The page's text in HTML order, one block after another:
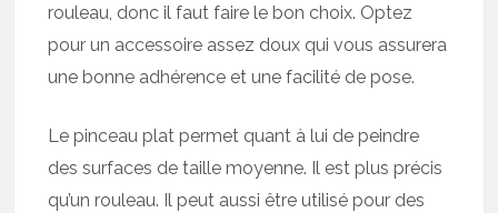
rouleau, donc il faut faire le bon choix. Optez
pour un accessoire assez doux qui vous assurera
une bonne adhérence et une facilité de pose.
Le pinceau plat permet quant à lui de peindre
des surfaces de taille moyenne. Il est plus précis
qu’un rouleau. Il peut aussi être utilisé pour des